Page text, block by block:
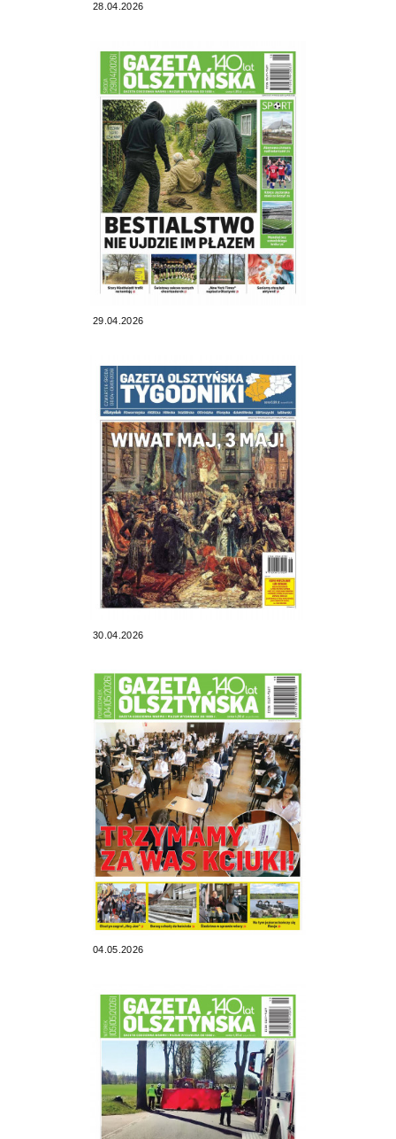
28.04.2026
29.04.2026
30.04.2026
04.05.2026